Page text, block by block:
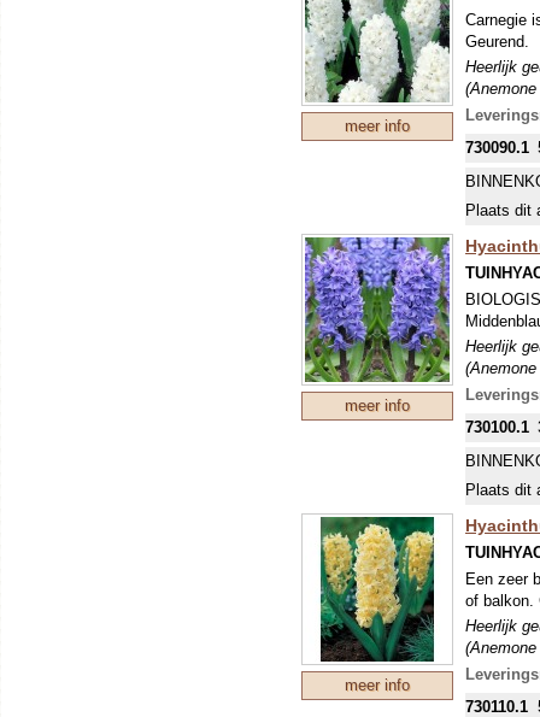
meer info
Carnegie
Geurend.
Heerlijk
730090.1
Plaats dit
meer info
Heerlijk
730100.1
Plaats dit
meer info
Een zeer
of balkon.
Heerlijk
730110.1